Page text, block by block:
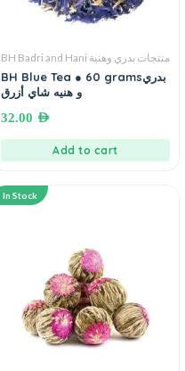
BH Badri and Hani منتجات بدري وهنية
BH Blue Tea ● 60 gramsبدري
و هنيه شاي أزرق
32.00 AED
Add to cart
In Stock